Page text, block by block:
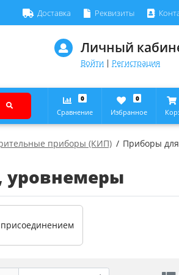
Доставка Реквизиты
Личный
Войти | Регистрация
0
Сравнение
0
Избранное
приборы (КИП) Приборы для
уровнемеры